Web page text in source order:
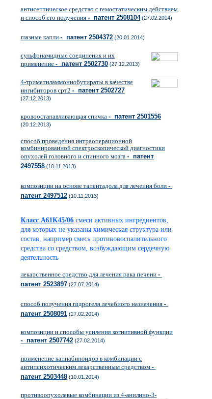
антисептическое средство с гемостатическим действием
и способ его получения - патент 2508104(27.02.2014)
глазные капли - патент 2504372 (20.01.2014)
сульфонамидные соединения и их
применение - патент 2502730 (27.12.2013)
4-триметиламмониобутираты в качестве
ингибиторов срт2 - патент 2502727
(27.12.2013)
кровоостанавливающая спичка - патент 2501556
(20.12.2013)
способ проведения интраоперационной
комбинированной спектроскопической диагностики
опухолей головного и спинного мозга - патент
2497558 (10.11.2013)
композиции на основе тапентадола для лечения боли -
патент 2497512 (10.11.2013)
Класс A61K45/06 смеси активных ингредиентов,
для которых не указаны химическая структура или
состав, например смесь противовоспалительного
средства со средством, возбуждающим сердечную
деятельность
лекарственное средство для лечения рака печени -
патент 2523897 (27.07.2014)
способ получения гидрогеля лечебного назначения -
патент 2508091 (27.02.2014)
композиции и способы усиления когнитивной функции
- патент 2507742 (27.02.2014)
применение каннабиноидов в комбинации с
антипсихотическим лекарственным средством -
патент 2503448 (10.01.2014)
противоопухолевые комбинации из 4-анилино-3-